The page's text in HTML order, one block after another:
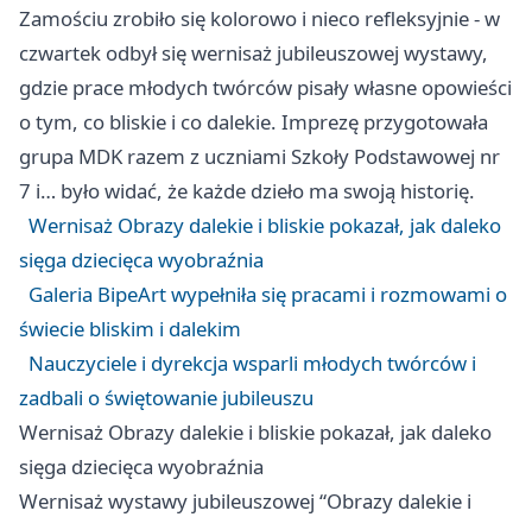
Zamościu zrobiło się kolorowo i nieco refleksyjnie - w
czwartek odbył się wernisaż jubileuszowej wystawy,
gdzie prace młodych twórców pisały własne opowieści
o tym, co bliskie i co dalekie. Imprezę przygotowała
grupa MDK razem z uczniami Szkoły Podstawowej nr
7 i… było widać, że każde dzieło ma swoją historię.
Wernisaż Obrazy dalekie i bliskie pokazał, jak daleko
sięga dziecięca wyobraźnia
Galeria BipeArt wypełniła się pracami i rozmowami o
świecie bliskim i dalekim
Nauczyciele i dyrekcja wsparli młodych twórców i
zadbali o świętowanie jubileuszu
Wernisaż Obrazy dalekie i bliskie pokazał, jak daleko
sięga dziecięca wyobraźnia
Wernisaż wystawy jubileuszowej “Obrazy dalekie i